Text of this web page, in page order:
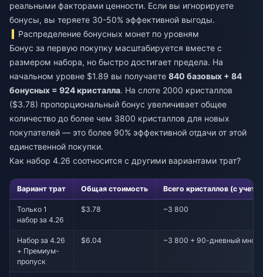
реальными факторами ценности. Если вы игнорируете
бонусы, вы теряете 30-50% эффективной выгоды.
Распределение бонусных монет по уровням
Бонус за первую покупку масштабируется вместе с
размером набора, но быстро достигает предела. На
начальном уровне $1.89 вы получаете 840 базовых + 84
бонусных = 924 кристалла. На слоте 2000 кристаллов
($3.78) пропорциональный бонус увеличивает общее
количество до более чем 3800 кристаллов для новых
покупателей — это более 90% эффективной отдачи от этой
единственной покупки.
Как набор 4.26 соотносится с другими вариантами трат?
Вариант трат Общая стоимость Всего кристаллов (с
Только 1
набор за 4.26
$3.78 ~3 800
Набор за 4.26
+ Премиум-
пропуск
$6.04 ~3 800 + 90-дневный